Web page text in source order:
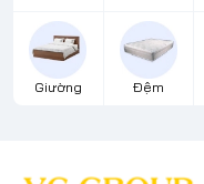
Giường Đệm